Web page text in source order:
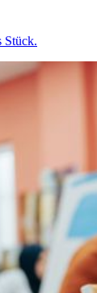
Stück.